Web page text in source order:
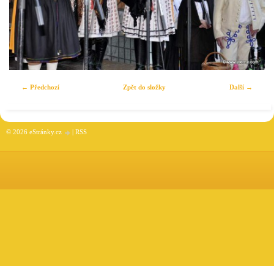
← Předchozí Další →
Zpět do složky
© 2026 eStránky.cz | RSS